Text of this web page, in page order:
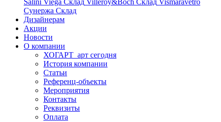
Salini Viega Склад Villeroy&Boch Склад Vismaravetro
Сунержа Склад
Дизайнерам
Акции
Новости
О компании
ХОГАРТ_арт сегодня
История компании
Статьи
Референц-объекты
Мероприятия
Контакты
Реквизиты
Оплата